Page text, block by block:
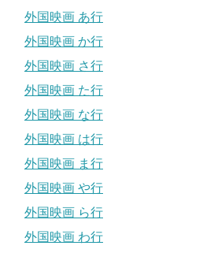
外国映画 あ行
外国映画 か行
外国映画 さ行
外国映画 た行
外国映画 な行
外国映画 は行
外国映画 ま行
外国映画 や行
外国映画 ら行
外国映画 わ行